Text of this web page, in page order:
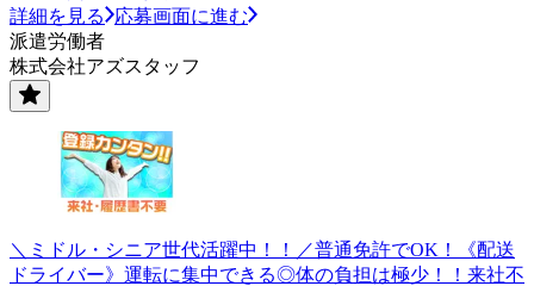
詳細を見る
応募画面に進む
派遣労働者
株式会社アズスタッフ
＼ミドル・シニア世代活躍中！！／普通免許でOK！《配送
ドライバー》運転に集中できる◎体の負担は極少！！来社不